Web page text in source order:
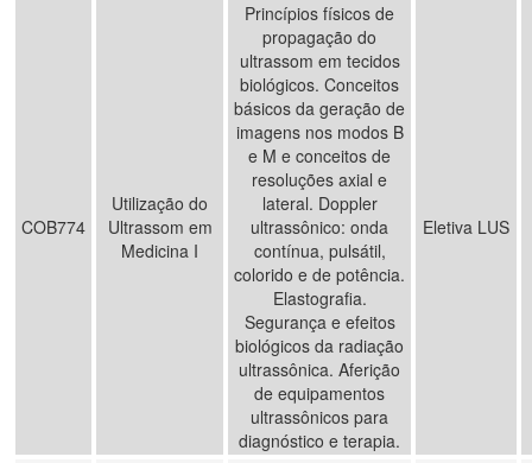
COB774
Utilização do
Ultrassom em
Medicina I
Princípios físicos de
propagação do
ultrassom em tecidos
biológicos. Conceitos
básicos da geração de
imagens nos modos B
e M e conceitos de
resoluções axial e
lateral. Doppler
ultrassônico: onda
contínua, pulsátil,
colorido e de potência.
Elastografia.
Segurança e efeitos
biológicos da radiação
ultrassônica. Aferição
de equipamentos
ultrassônicos para
diagnóstico e terapia.
Eletiva LUS